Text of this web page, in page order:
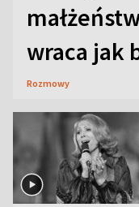
wraca jak
Rozmowy